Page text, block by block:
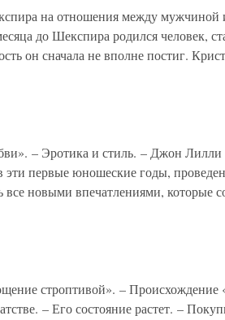
на отношения между
до Шекспира родился человек,
он сначала не вполне постиг.
– Эротика и стиль. – Джон
эти первые юношеские годы,
новыми впечатлениями, которые
строптивой». – Происхождение
– Его состояние растет. –